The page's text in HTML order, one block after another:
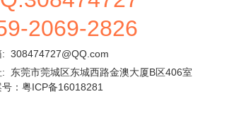
2069-2826
: 308474727@QQ.com
: 东莞市莞城区东城西路金澳大厦B区406室
： 粤ICP备16018281